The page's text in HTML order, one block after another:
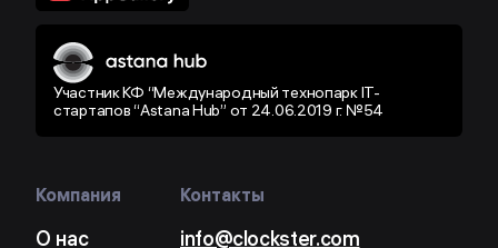
Участник КФ “Международный технопарк IT-
стартапов “Astana Hub” от 24.06.2019 г. №54
Компания
О нас
Контакты
info@clockster.com